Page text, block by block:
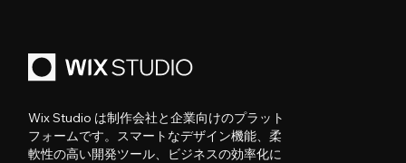
Wix Studio は制作会社と企業向けのプラット
フォームです。スマートなデザイン機能、柔
軟性の高い開発ツール、ビジネスの効率化に